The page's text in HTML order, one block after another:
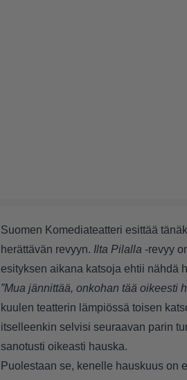
Suomen Komediateatteri esittää
herättävän revyyn. Ilta Pilalla -revyy
esityksen aikana katsoja ehtii nähdä
”Mua jännittää, onkohan tää oikeesti
kuulen teatterin lämpiössä toisen
itselleenkin selvisi seuraavan parin
sanotusti oikeasti hauska.
Puolestaan se, kenelle hauskuus on